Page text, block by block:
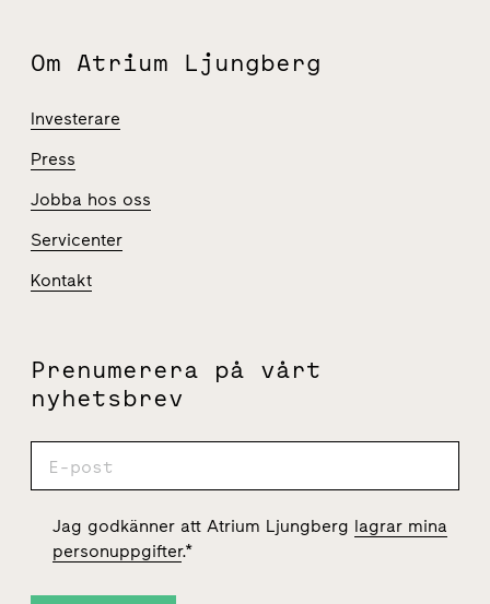
Om Atrium Ljungberg
Investerare
Press
Jobba hos oss
Servicenter
Kontakt
Prenumerera på vårt
nyhetsbrev
Jag godkänner att Atrium Ljungberg lagrar mina
personuppgifter.*